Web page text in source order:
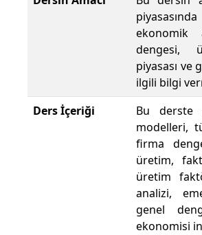
ekonomik
dengesi,
piyasası ve
ilgili bilgi
Ders İçeriği
Bu derste
modelleri,
firma
üretim,
üretim
analizi,
genel
ekonomisi